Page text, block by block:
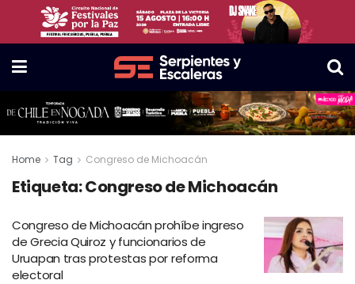
Home Tag Congreso de Michoacán
Etiqueta:Congreso de Michoacán
Congreso de Michoacán prohíbe ingreso
de Grecia Quiroz y funcionarios de
Uruapan tras protestas por reforma
electoral